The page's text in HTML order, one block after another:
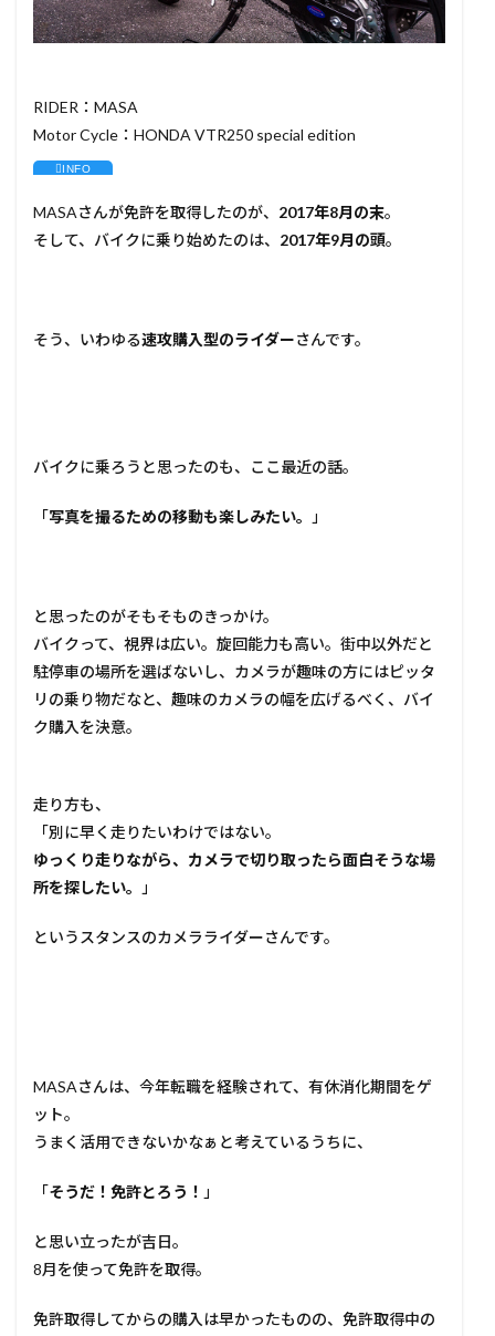
RIDER：MASA
Motor Cycle：HONDA VTR250 special edition
MASAさんが免許を取得したのが、 2017年8月の末。
そして、バイクに乗り始めたのは、 2017年9月の頭。
そう、いわゆる速攻購入型のライダーさんです。
バイクに乗ろうと思ったのも、ここ最近の話。
「写真を撮るための移動も楽しみたい。 」
と思ったのがそもそものきっかけ。
バイクって、視界は広い。旋回能力も高い。街中以外だと
駐停車の場所を選ばないし、カメラが趣味の方にはピッタ
リの乗り物だなと、趣味のカメラの幅を広げるべく、バイ
ク購入を決意。
走り方も、
「別に早く走りたいわけではない。
ゆっくり走りながら、カメラで切り取ったら面白そうな場
所を探したい。
」
というスタンスのカメラライダーさんです。
MASAさんは、今年転職を経験されて、有休消化期間をゲ
ット。
うまく活用できないかなぁと考えているうちに、
「そうだ！免許とろう！ 」
と思い立ったが吉日。
8月を使って免許を取得。
免許取得してからの購入は早かったものの、免許取得中の